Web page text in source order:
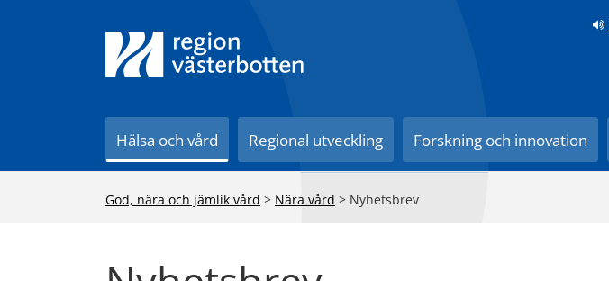
Hälsa och vård Regional utveckling Forskning och innovation
God, nära och jämlik vård > Nära vård > Nyhetsbrev